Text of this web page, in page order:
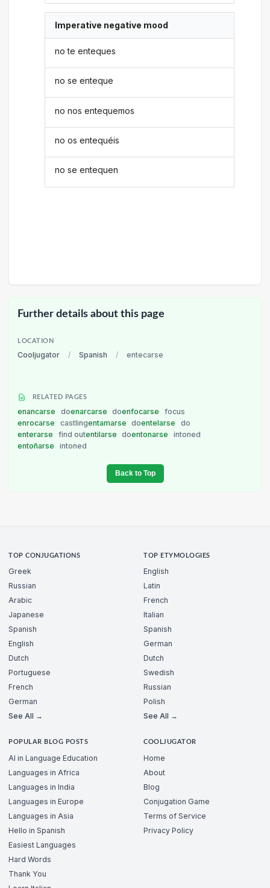
Imperative negative mood
no te enteques
no se enteque
no nos entequemos
no os entequéis
no se entequen
Further details about this page
LOCATION
Cooljugator / Spanish / entecarse
RELATED PAGES
enancarse doenarcarse doenfocarse
focus
enrocarse
castlingentamarse doentelarse
do
enterarse
find outentilarse doentonarse
intoned
entoñarse
intoned
Back to Top
TOP CONJUGATIONS
Greek
Russian
Arabic
Japanese
Spanish
English
Dutch
Portuguese
French
German
See All →
TOP ETYMOLOGIES
English
Latin
French
Italian
Spanish
German
Dutch
Swedish
Russian
Polish
See All →
POPULAR BLOG POSTS
AI in Language Education
Languages in Africa
Languages in India
Languages in Europe
Languages in Asia
Hello in Spanish
Easiest Languages
Hard Words
Thank You
COOLJUGATOR
Home
About
Blog
Conjugation Game
Terms of Service
Privacy Policy